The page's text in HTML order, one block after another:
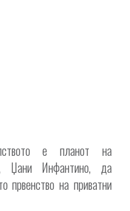
е планот на
Џани Инфантино, да
првенство на приватни